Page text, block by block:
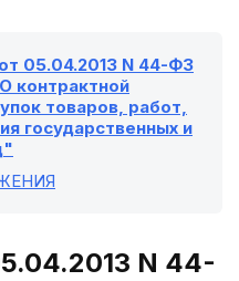
05.04.2013 N 44-ФЗ
контрактной
товаров, работ,
государственных и
N 44-